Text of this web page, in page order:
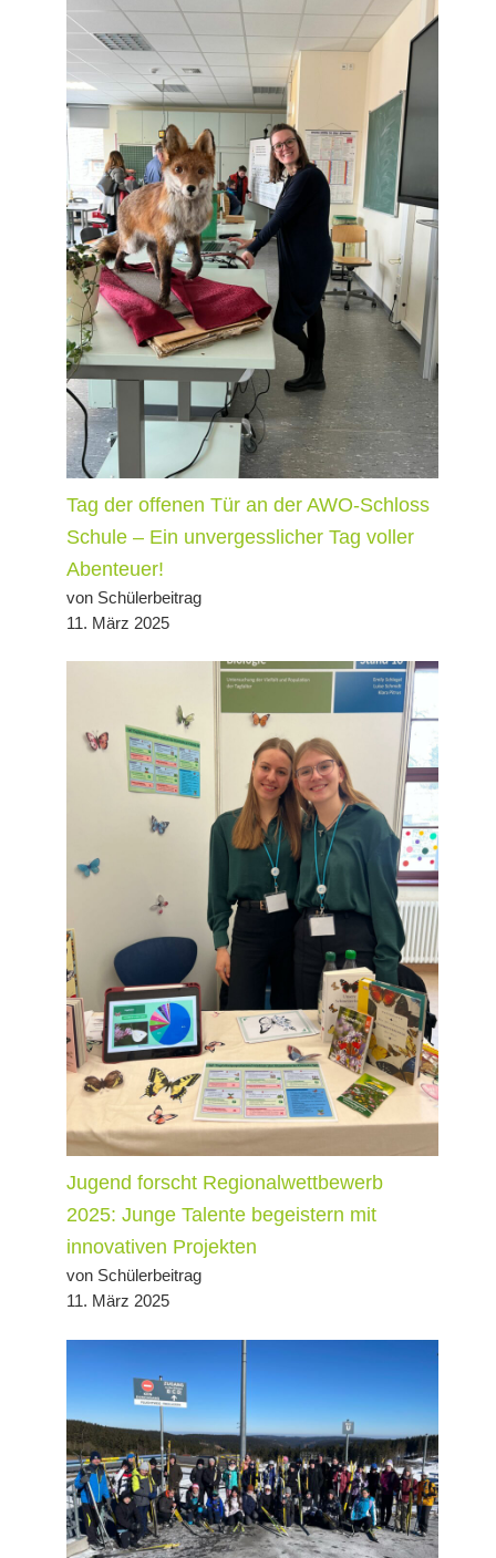
Tag der offenen Tür an der AWO-Schloss
Schule – Ein unvergesslicher Tag voller
Abenteuer!
von Schülerbeitrag
11. März 2025
Jugend forscht Regionalwettbewerb
2025: Junge Talente begeistern mit
innovativen Projekten
von Schülerbeitrag
11. März 2025